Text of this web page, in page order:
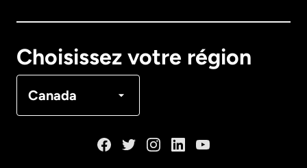
Choisissez votre région
Canada
Français